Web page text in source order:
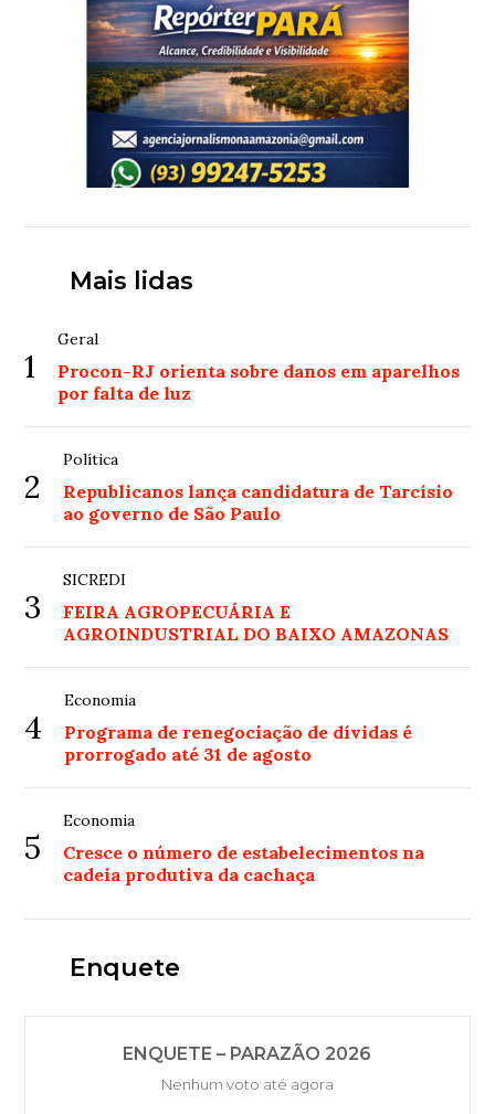
Mais lidas
1
Geral
Procon-RJ orienta sobre danos em aparelhos
por falta de luz
2
Política
Republicanos lança candidatura de Tarcísio
ao governo de São Paulo
3
SICREDI
FEIRA AGROPECUÁRIA E
AGROINDUSTRIAL DO BAIXO AMAZONAS
4
Economia
Programa de renegociação de dívidas é
prorrogado até 31 de agosto
5
Economia
Cresce o número de estabelecimentos na
cadeia produtiva da cachaça
Enquete
ENQUETE – PARAZÃO 2026
Nenhum voto até agora